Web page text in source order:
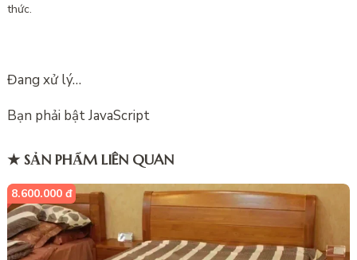
thức.
Đang xử lý…
Bạn phải bật JavaScript
★ SẢN PHẨM LIÊN QUAN
8.600.000 đ